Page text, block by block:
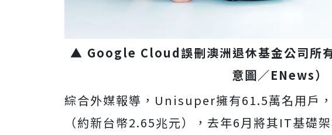
▲ Google Cloud誤刪澳洲退休基金公司所
意圖／ENews）
綜合外媒報導，Unisuper擁有61.5萬名用戶
（約新台幣2.65兆元），去年6月將其IT基礎